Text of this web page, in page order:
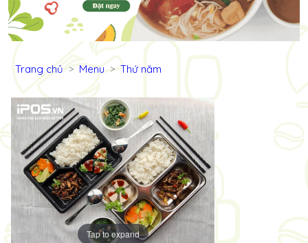
Trang chủ Menu Thứ năm
Tap to expand